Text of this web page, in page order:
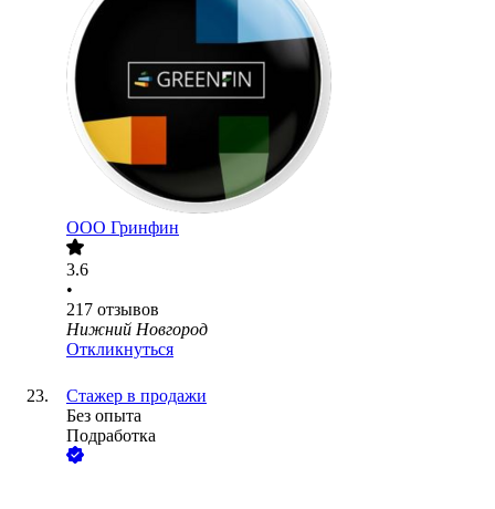
ООО Гринфин
3.6
•
217 отзывов
Нижний Новгород
Откликнуться
Стажер в продажи
Без опыта
Подработка